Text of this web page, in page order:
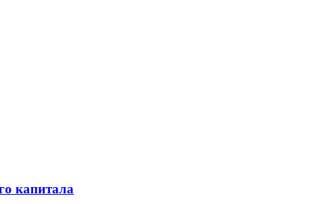
капитала